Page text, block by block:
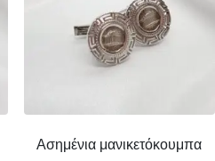
Ασημένια μανικετόκουμπα